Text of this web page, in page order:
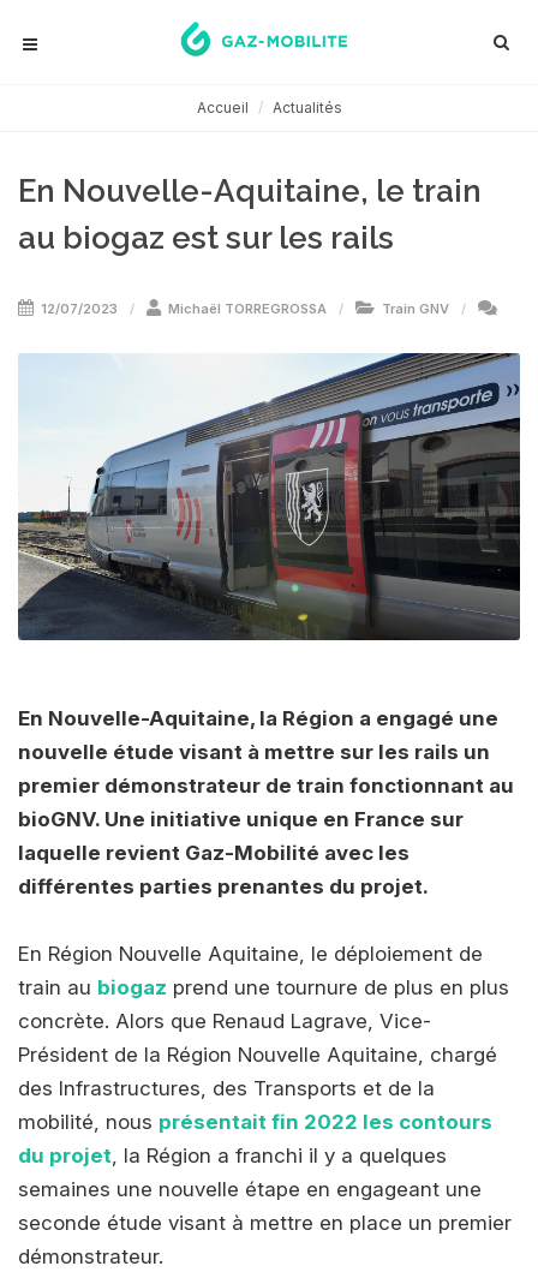
Accueil Actualités
En Nouvelle-Aquitaine, le train
au biogaz est sur les rails
12/07/2023 Michaël TORREGROSSA Train GNV
En Nouvelle-Aquitaine, la Région a engagé une
nouvelle étude visant à mettre sur les rails un
premier démonstrateur de train fonctionnant au
bioGNV. Une initiative unique en France sur
laquelle revient Gaz-Mobilité avec les
différentes parties prenantes du projet.
En Région Nouvelle Aquitaine, le déploiement de
train au biogaz prend une tournure de plus en plus
concrète. Alors que Renaud Lagrave, Vice-
Président de la Région Nouvelle Aquitaine, chargé
des Infrastructures, des Transports et de la
mobilité, nous présentait fin 2022 les contours
du projet , la Région a franchi il y a quelques
semaines une nouvelle étape en engageant une
seconde étude visant à mettre en place un premier
démonstrateur.